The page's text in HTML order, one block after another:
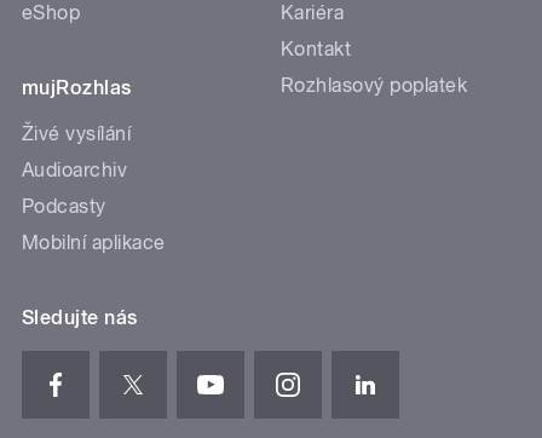
eShop
mujRozhlas
Živé vysílání
Audioarchiv
Podcasty
Mobilní aplikace
Kariéra
Kontakt
Rozhlasový poplatek
Sledujte nás